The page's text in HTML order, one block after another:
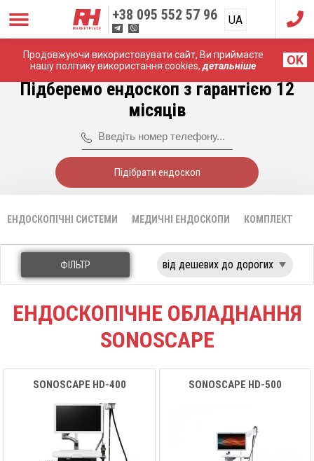
Продовжуючи використовувати сайт, Ви приймаєте
нашу політику використання cookies,детальніше OK
+38 095 552 57 96 UA
RU
Головна Ендоскопічні системи SonoScape
Підберемо ендоскоп з гарантією 12
місяців
Підібрати ендоскоп
ЕНДОСКОПІЧНІ СИСТЕМИ МЕДИЧНІ ЕНДОСКОПИ
ФІЛЬТР
ЕНДОСКОПІЧНЕ ОБЛАДНАННЯ
SONOSCAPE
SONOSCAPE HD-400 SONOSCAPE HD-500